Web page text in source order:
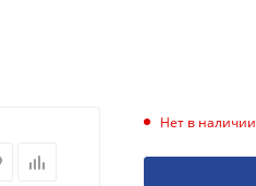
Нет в наличии